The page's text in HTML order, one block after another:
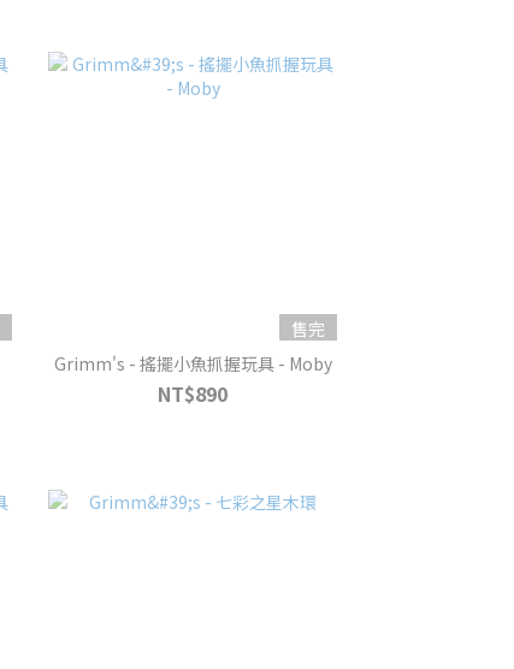
售完
Grimm's - 搖擺小魚抓握玩具 - Moby
NT$890